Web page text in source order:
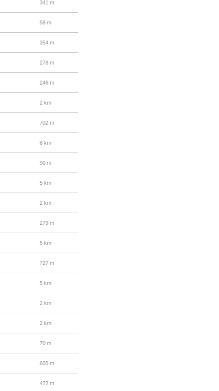
341 m
58 m
354 m
278 m
246 m
2 km
702 m
8 km
90 m
5 km
2 km
279 m
5 km
727 m
5 km
2 km
2 km
70 m
605 m
472 m